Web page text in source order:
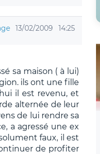
13/02/2009 14:25
sa maison ( à lui)
ils ont une fille
il est revenu, et
alternée de leur
de lui rendre sa
a agressé une ex
faux, il est
de profiter